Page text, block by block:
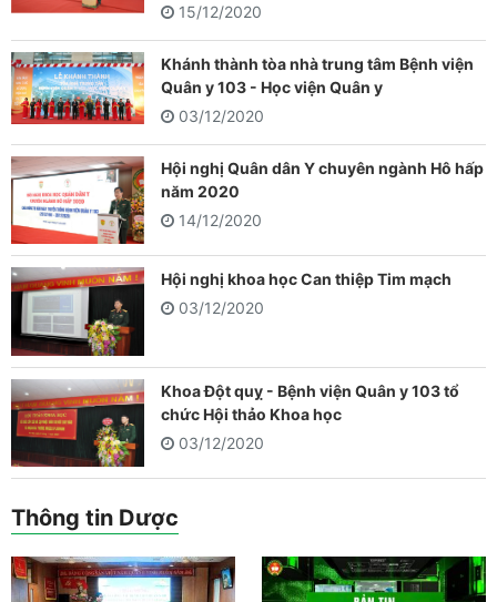
15/12/2020
Khánh thành tòa nhà trung tâm Bệnh viện
Quân y 103 - Học viện Quân y
03/12/2020
Hội nghị Quân dân Y chuyên ngành Hô hấp
năm 2020
14/12/2020
Hội nghị khoa học Can thiệp Tim mạch
03/12/2020
Khoa Đột quỵ - Bệnh viện Quân y 103 tổ
chức Hội thảo Khoa học
03/12/2020
Thông tin Dược